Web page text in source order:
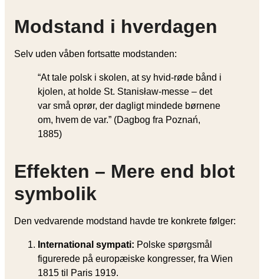
Modstand i hverdagen
Selv uden våben fortsatte modstanden:
“At tale polsk i skolen, at sy hvid-røde bånd i
kjolen, at holde St. Stanisław-messe – det
var små oprør, der dagligt mindede børnene
om, hvem de var.” (Dagbog fra Poznań,
1885)
Effekten – Mere end blot
symbolik
Den vedvarende modstand havde tre konkrete følger:
International sympati: Polske spørgsmål
figurerede på europæiske kongresser, fra Wien
1815 til Paris 1919.